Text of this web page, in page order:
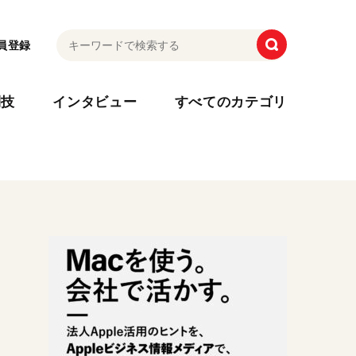
登録
インタビュー すべてのカテゴリ